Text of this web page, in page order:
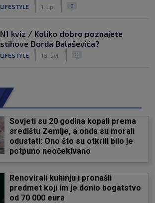
LIFESTYLE 1. lip. 0
N1 kviz / Koliko dobro poznajete
stihove Đorđa Balaševića?
LIFESTYLE 18. svi. 11
Sovjeti su 20 godina kopali prema
središtu Zemlje, a onda su morali
odustati: Ono što su otkrili bilo je
potpuno neočekivano
Renovirali kuhinju i pronašli
predmet koji im je donio bogatstvo
od 70 000 eura